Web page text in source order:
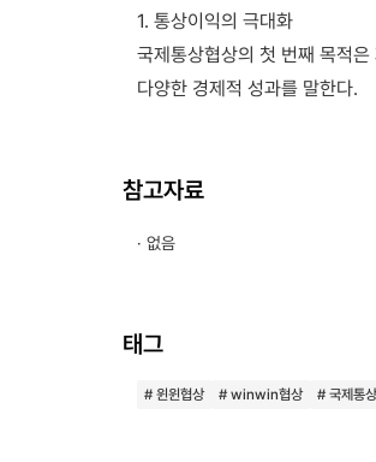
1. 통상이익의 극대화
국제통상협상의 첫 번째 목적
다양한 경제적 성과를 말한다.
참고자료
· 없음
태그
# 윈윈협상 # winwin협상 # 국제통